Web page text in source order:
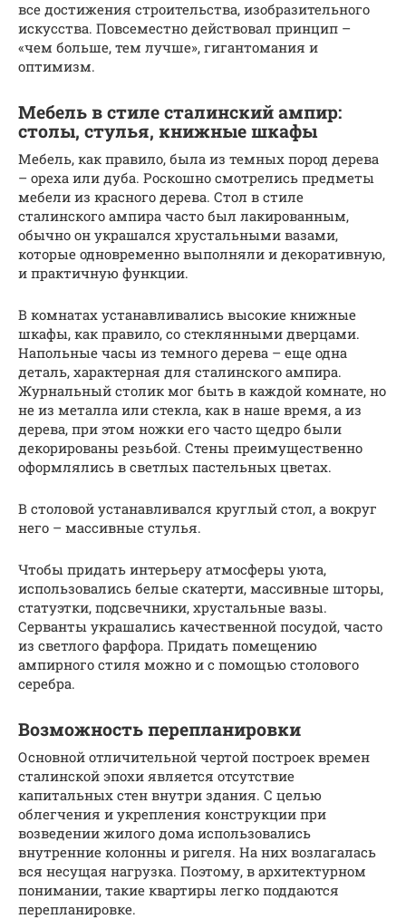
все достижения строительства, изобразительного
искусства. Повсеместно действовал принцип –
«чем больше, тем лучше», гигантомания и
оптимизм.
Мебель в стиле сталинский ампир:
столы, стулья, книжные шкафы
Мебель, как правило, была из темных пород дерева
– ореха или дуба. Роскошно смотрелись предметы
мебели из красного дерева. Стол в стиле
сталинского ампира часто был лакированным,
обычно он украшался хрустальными вазами,
которые одновременно выполняли и декоративную,
и практичную функции.
В комнатах устанавливались высокие книжные
шкафы, как правило, со стеклянными дверцами.
Напольные часы из темного дерева – еще одна
деталь, характерная для сталинского ампира.
Журнальный столик мог быть в каждой комнате, но
не из металла или стекла, как в наше время, а из
дерева, при этом ножки его часто щедро были
декорированы резьбой. Стены преимущественно
оформлялись в светлых пастельных цветах.
В столовой устанавливался круглый стол, а вокруг
него – массивные стулья.
Чтобы придать интерьеру атмосферы уюта,
использовались белые скатерти, массивные шторы,
статуэтки, подсвечники, хрустальные вазы.
Серванты украшались качественной посудой, часто
из светлого фарфора. Придать помещению
ампирного стиля можно и с помощью столового
серебра.
Возможность перепланировки
Основной отличительной чертой построек времен
сталинской эпохи является отсутствие
капитальных стен внутри здания. С целью
облегчения и укрепления конструкции при
возведении жилого дома использовались
внутренние колонны и ригеля. На них возлагалась
вся несущая нагрузка. Поэтому, в архитектурном
понимании, такие квартиры легко поддаются
перепланировке.